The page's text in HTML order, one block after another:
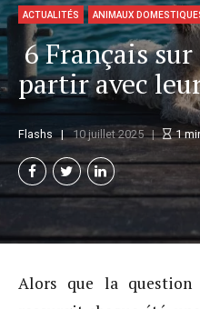
ACTUALITÉS ANIMAUX
6 Français
partir avec
Flashs 10 juillet 2025 1
Alors que la question